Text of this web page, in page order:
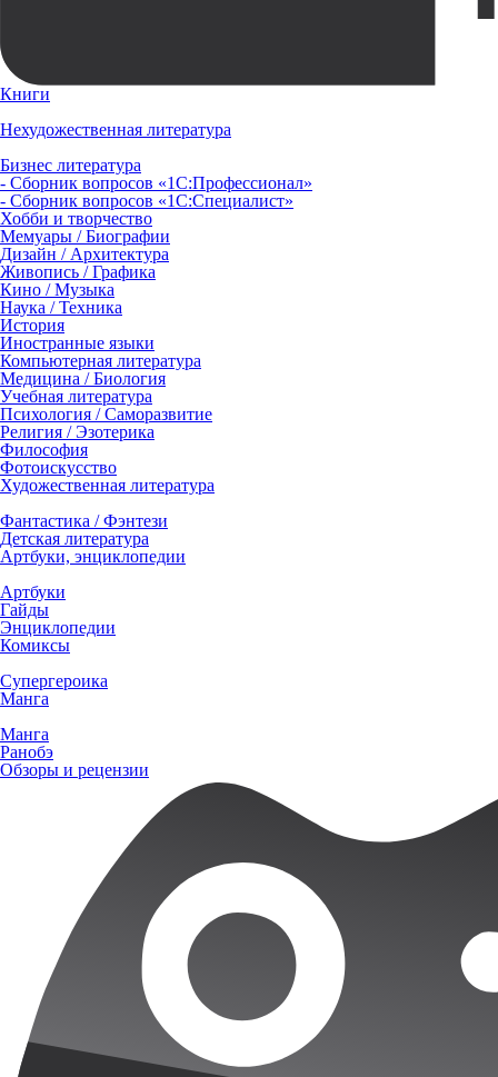
Книги
Нехудожественная литература
Бизнес литература
- Сборник вопросов «1С:Профессионал»
- Сборник вопросов «1С:Специалист»
Хобби и творчество
Мемуары / Биографии
Дизайн / Архитектура
Живопись / Графика
Кино / Музыка
Наука / Техника
История
Иностранные языки
Компьютерная литература
Медицина / Биология
Учебная литература
Психология / Саморазвитие
Религия / Эзотерика
Философия
Фотоискусство
Художественная литература
Фантастика / Фэнтези
Детская литература
Артбуки, энциклопедии
Артбуки
Гайды
Энциклопедии
Комиксы
Супергероика
Манга
Манга
Ранобэ
Обзоры и рецензии